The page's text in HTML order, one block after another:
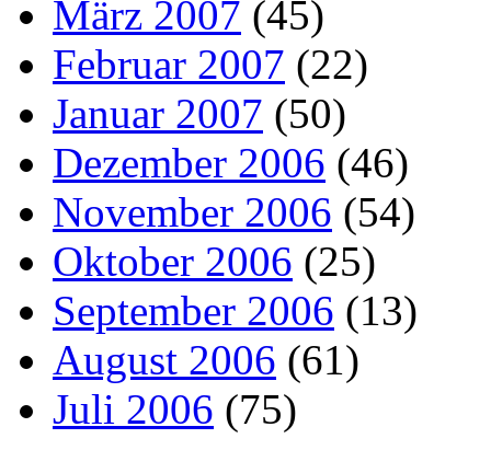
März 2007 (45)
Februar 2007 (22)
Januar 2007 (50)
Dezember 2006 (46)
November 2006 (54)
Oktober 2006 (25)
September 2006 (13)
August 2006 (61)
Juli 2006 (75)